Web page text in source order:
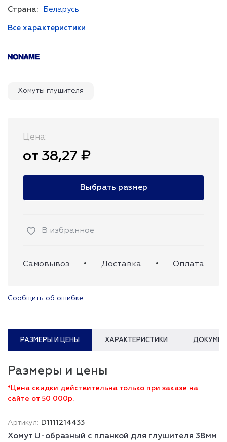
Страна:
Беларусь
Все характеристики
Хомуты глушителя
Цена:
от 38,27 ₽
Выбрать размер
В избранное
Самовывоз • Доставка • Оплата
Сообщить об ошибке
РАЗМЕРЫ И ЦЕНЫ ХАРАКТЕРИСТИКИ
Размеры и цены
*Цена скидки действительна только при заказе на
сайте от 50 000р.
D1111214433
Хомут U-образный с планкой для глушителя 38мм